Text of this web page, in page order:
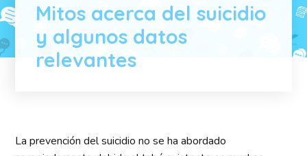
Mitos acerca del suicidio
y algunos datos
relevantes
La prevención del suicidio no se ha abordado